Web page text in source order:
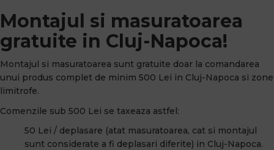
Montajul si masuratoarea
gratuite in Cluj-Napoca!
Montajul si masuratoarea sunt gratuite doar la comandarea
unui produs complet de minim 500 Lei in Cluj-Napoca si zone
limitrofe.
Comenzile sub 500 Lei se taxeaza astfel:
50 Lei / deplasare (atat masuratoarea, cat si montajul
sunt considerate a fi deplasari diferite) in Cluj-Napoca.